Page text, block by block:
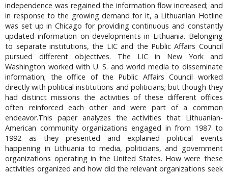
independence was regained the information flow increased; and
in response to the growing demand for it, a Lithuanian Hotline
was set up in Chicago for providing continuous and constantly
updated information on developments in Lithuania. Belonging
to separate institutions, the LIC and the Public Affairs Council
pursued different objectives. The LIC in New York and
Washington worked with U. S. and world media to disseminate
information; the office of the Public Affairs Council worked
directly with political institutions and politicians; but though they
had distinct missions the activities of these different offices
often reinforced each other and were part of a common
endeavor.This paper analyzes the activities that Lithuanian-
American community organizations engaged in from 1987 to
1992 as they presented and explained political events
happening in Lithuania to media, politicians, and government
organizations operating in the United States. How were these
activities organized and how did the relevant organizations seek